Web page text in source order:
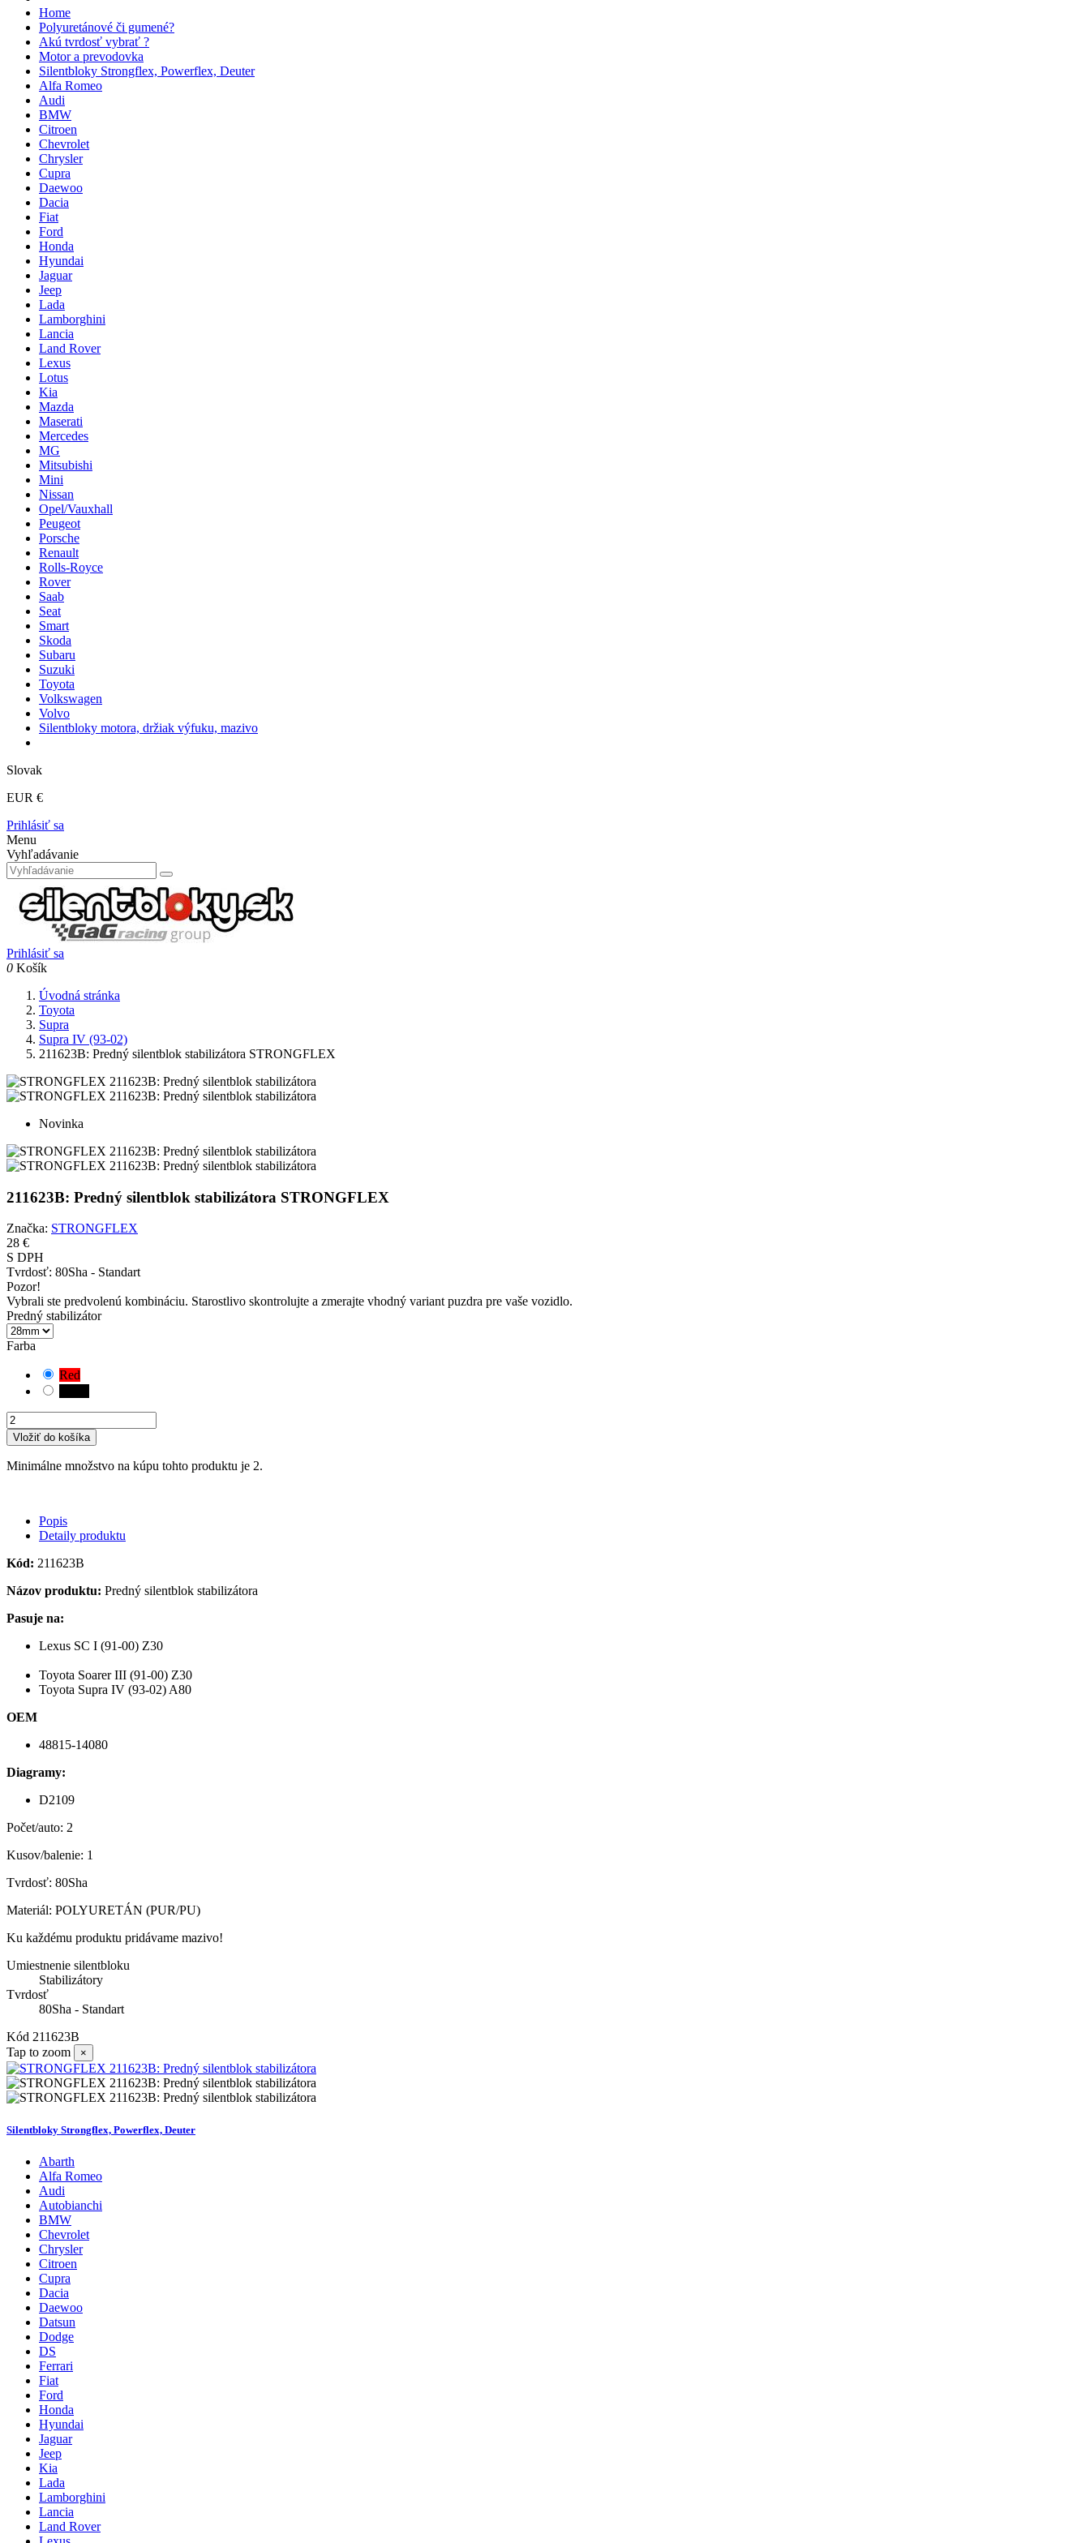
Home
Polyuretánové či gumené?
Akú tvrdosť vybrať ?
Motor a prevodovka
Silentbloky Strongflex, Powerflex, Deuter
Alfa Romeo
Audi
BMW
Citroen
Chevrolet
Chrysler
Cupra
Daewoo
Dacia
Fiat
Ford
Honda
Hyundai
Jaguar
Jeep
Lada
Lamborghini
Lancia
Land Rover
Lexus
Lotus
Kia
Mazda
Maserati
Mercedes
MG
Mitsubishi
Mini
Nissan
Opel/Vauxhall
Peugeot
Porsche
Renault
Rolls-Royce
Rover
Saab
Seat
Smart
Skoda
Subaru
Suzuki
Toyota
Volkswagen
Volvo
Silentbloky motora, držiak výfuku, mazivo
Slovak
EUR €
Prihlásiť sa
Menu
Vyhľadávanie
Prihlásiť sa
0 Košík
Úvodná stránka
Toyota
Supra
Supra IV (93-02)
211623B: Predný silentblok stabilizátora STRONGFLEX
Novinka
211623B: Predný silentblok stabilizátora STRONGFLEX
Značka: STRONGFLEX
28 €
S DPH
Tvrdosť: 80Sha - Standart
Pozor!
Vybrali ste predvolenú kombináciu. Starostlivo skontrolujte a zmerajte vhodný variant puzdra pre vaše vozidlo.
Predný stabilizátor
Farba
Red
Vložiť do košíka
Minimálne množstvo na kúpu tohto produktu je 2.
Popis
Detaily produktu
Kód: 211623B
Názov produktu: Predný silentblok stabilizátora
Pasuje na:
Lexus SC I (91-00) Z30
Toyota Soarer III (91-00) Z30
Toyota Supra IV (93-02) A80
OEM
48815-14080
Diagramy:
D2109
Počet/auto: 2
Kusov/balenie: 1
Tvrdosť: 80Sha
Materiál: POLYURETÁN (PUR/PU)
Ku každému produktu pridávame mazivo!
Umiestnenie silentbloku
Stabilizátory
Tvrdosť
80Sha - Standart
Kód 211623B
Tap to zoom
×
Silentbloky Strongflex, Powerflex, Deuter
Abarth
Alfa Romeo
Audi
Autobianchi
BMW
Chevrolet
Chrysler
Citroen
Cupra
Dacia
Daewoo
Datsun
Dodge
DS
Ferrari
Fiat
Ford
Honda
Hyundai
Jaguar
Jeep
Kia
Lada
Lamborghini
Lancia
Land Rover